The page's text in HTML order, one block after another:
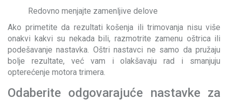
Redovno menjajte zamenljive delove
Ako primetite da rezultati košenja ili trimovanja nisu više
onakvi kakvi su nekada bili, razmotrite zamenu oštrica ili
podešavanje nastavka. Oštri nastavci ne samo da pružaju
bolje rezultate, već vam i olakšavaju rad i smanjuju
opterećenje motora trimera.
Odaberite odgovarajuće nastavke za